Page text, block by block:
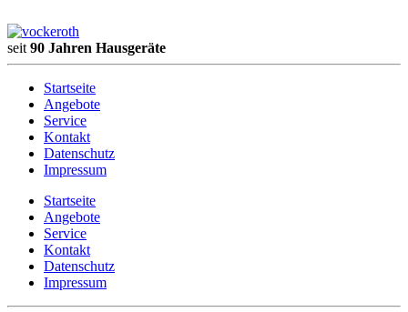
seit 90 Jahren Hausgeräte
Startseite
Angebote
Service
Kontakt
Datenschutz
Impressum
Startseite
Angebote
Service
Kontakt
Datenschutz
Impressum